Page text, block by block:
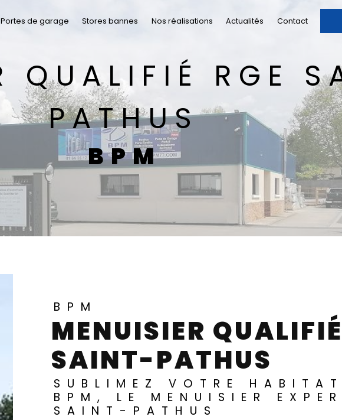
Portes de garage Stores bannes Nos réalisations Actualités Contact
PATHUS
BPM
BPM
MENUISIER QUALIFIÉ RGE À
SAINT-PATHUS
SUBLIMEZ VOTRE HABITAT AVEC
BPM, LE MENUISIER
SAINT-PATHUS